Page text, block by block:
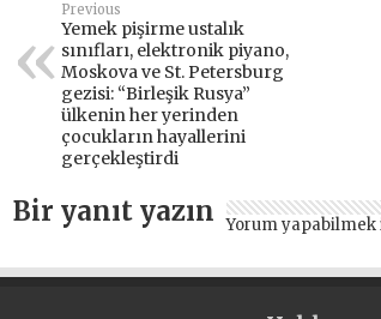
Previous
Yemek pişirme ustalık
sınıfları, elektronik piyano,
Moskova ve St. Petersburg
gezisi: “Birleşik Rusya”
ülkenin her yerinden
çocukların hayallerini
gerçekleştirdi
Bir yanıt yazın Yorum yapabilmek